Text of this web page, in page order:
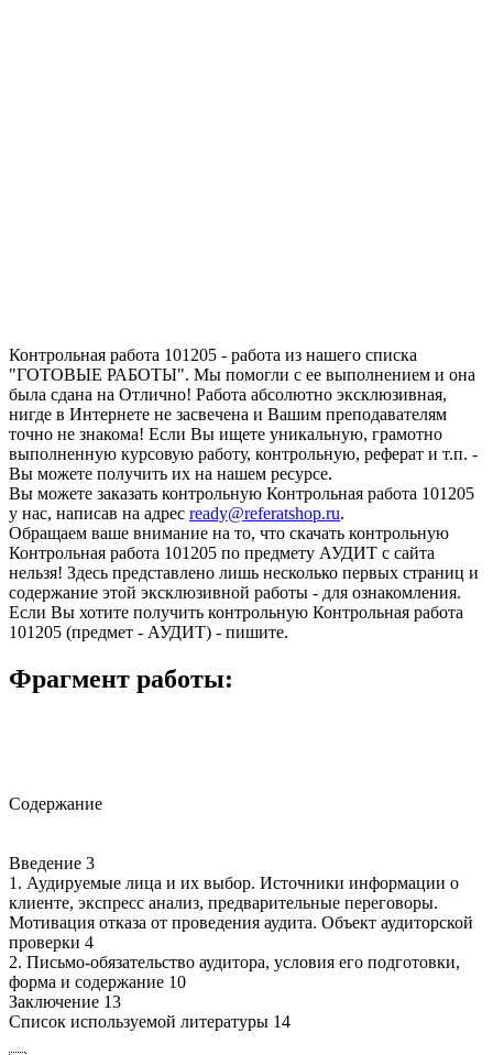
Контрольная работа 101205 - работа из нашего списка
"ГОТОВЫЕ РАБОТЫ". Мы помогли с ее выполнением и она
была сдана на Отлично! Работа абсолютно эксклюзивная,
нигде в Интернете не засвечена и Вашим преподавателям
точно не знакома! Если Вы ищете уникальную, грамотно
выполненную курсовую работу, контрольную, реферат и т.п. -
Вы можете получить их на нашем ресурсе.
Вы можете заказать контрольную Контрольная работа 101205
у нас, написав на адрес ready@referatshop.ru.
Обращаем ваше внимание на то, что скачать контрольную
Контрольная работа 101205 по предмету АУДИТ с сайта
нельзя! Здесь представлено лишь несколько первых страниц и
содержание этой эксклюзивной работы - для ознакомления.
Если Вы хотите получить контрольную Контрольная работа
101205 (предмет - АУДИТ) - пишите.
Фрагмент работы:
Содержание
Введение 3
1. Аудируемые лица и их выбор. Источники информации о
клиенте, экспресс анализ, предварительные переговоры.
Мотивация отказа от проведения аудита. Объект аудиторской
проверки 4
2. Письмо-обязательство аудитора, условия его подготовки,
форма и содержание 10
Заключение 13
Список используемой литературы 14